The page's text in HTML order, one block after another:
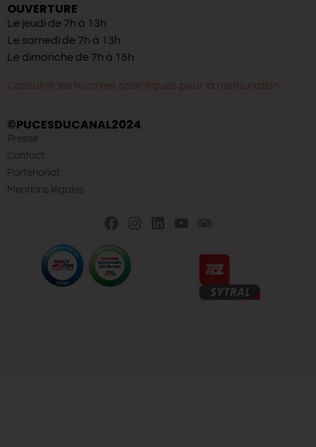
OUVERTURE
Le jeudi de 7h à 13h
Le samedi de 7h à 13h
Le dimanche de 7h à 15h
Consulter les horaires spécifiques pour la restauration
©PUCESDUCANAL2024
Presse
Contact
Partenariat
Mentions légales